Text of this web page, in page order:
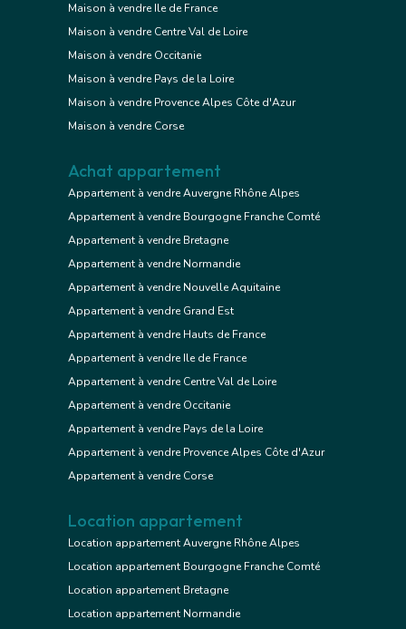
Maison à vendre Ile de France
Maison à vendre Centre Val de Loire
Maison à vendre Occitanie
Maison à vendre Pays de la Loire
Maison à vendre Provence Alpes Côte d'Azur
Maison à vendre Corse
Achat appartement
Appartement à vendre Auvergne Rhône Alpes
Appartement à vendre Bourgogne Franche Comté
Appartement à vendre Bretagne
Appartement à vendre Normandie
Appartement à vendre Nouvelle Aquitaine
Appartement à vendre Grand Est
Appartement à vendre Hauts de France
Appartement à vendre Ile de France
Appartement à vendre Centre Val de Loire
Appartement à vendre Occitanie
Appartement à vendre Pays de la Loire
Appartement à vendre Provence Alpes Côte d'Azur
Appartement à vendre Corse
Location appartement
Location appartement Auvergne Rhône Alpes
Location appartement Bourgogne Franche Comté
Location appartement Bretagne
Location appartement Normandie